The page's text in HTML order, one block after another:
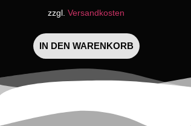
zzgl. Versandkosten
IN DEN WARENKORB